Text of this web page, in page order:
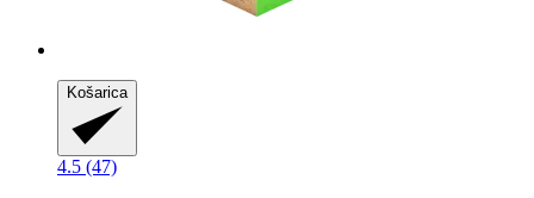
Košarica
4.5 (47)